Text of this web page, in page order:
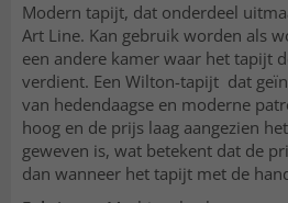
Modern tapijt, dat onderdeel
Art Line. Kan gebruik worden als
een andere kamer waar het tapijt
verdient. Een Wilton-tapijt dat
van hedendaagse en moderne
hoog en de prijs laag aangezien
geweven is, wat betekent dat de
dan wanneer het tapijt met de